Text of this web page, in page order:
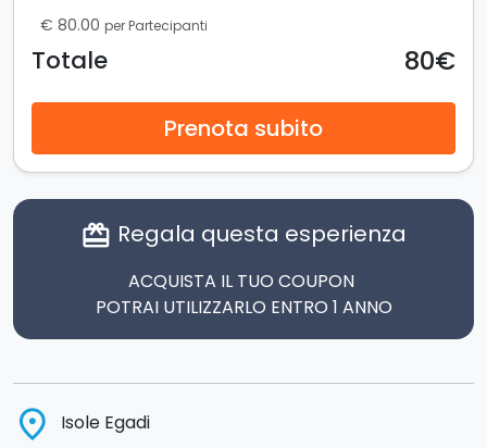
€ 80.00 per Partecipanti
Totale 80€
Prenota subito
card_giftcard Regala questa esperienza
ACQUISTA IL TUO COUPON
POTRAI UTILIZZARLO ENTRO 1 ANNO
place Isole Egadi